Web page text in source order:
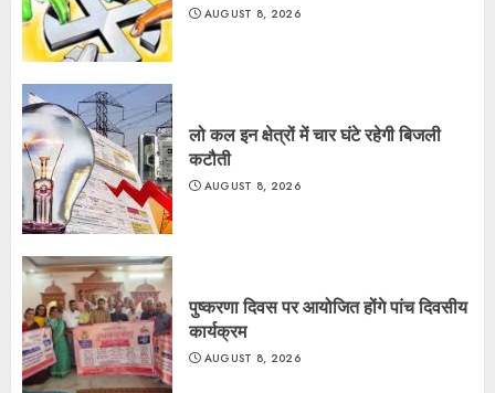
AUGUST 8, 2026
लो कल इन क्षेत्रों में चार घंटे रहेगी बिजली
कटौती
AUGUST 8, 2026
पुष्करणा दिवस पर आयोजित होंगे पांच दिवसीय
कार्यक्रम
AUGUST 8, 2026